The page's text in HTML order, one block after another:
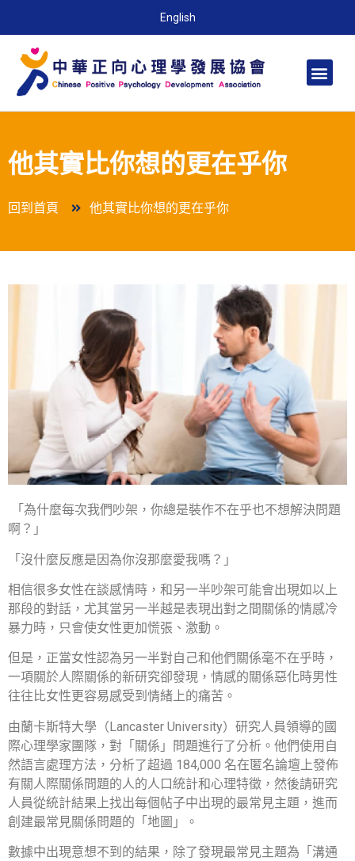
English
他其實比你想的更在乎你
回到首頁 他其實比你想的更在乎你
「為什麼每次我們吵架，你總是裝作不在乎也不想解決問題
啊？」
「沒什麼反應是因為你沒那麼愛我嗎？」
相信很多女性在談感情時，和另一半吵架可能會出現如以上
那段的對話，尤其當另一半越是表現出對之間關係的情感冷
暴力時，只會使女性更加慌張、激動。
但是，正當女性認為另一半對自己和他們關係毫不在乎時，
一項關於人際關係的新研究卻發現，情感的關係惡化時男性
往往比女性更容易感受到情緒上的痛苦。
由蘭卡斯特大學（Lancaster University）研究人員領導的國
際心理學家團隊，對「關係」問題進行了分析。他們使用自
然語言處理方法，分析了超過 184,000 名在匿名論壇上發佈
有關人際關係問題的人的人口統計和心理特徵，然後請研究
人員從統計結果上找出每個帖子中出現的最常見主題，進而
創建最常見關係問題的「地圖」。
數據中出現意想不到的結果，除了發現最常見主題為「溝通